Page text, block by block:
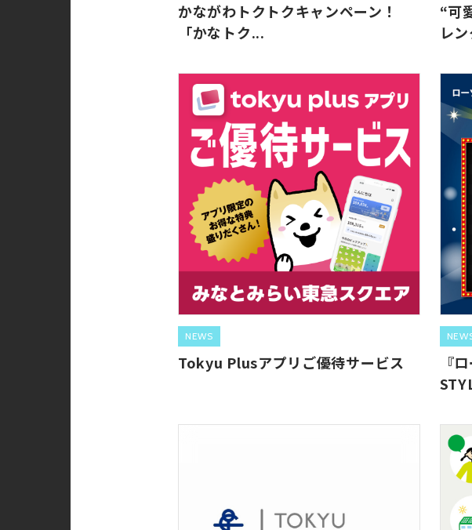
かながわトクトクキャンペーン！
「かなトク...
“可
レ
NEWS
Tokyu Plusアプリご優待サービス
『